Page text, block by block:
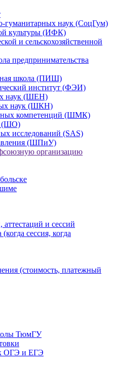
гуманитарных наук (СоцГум)
культуры (ИФК)
и сельскохозяйственной
предпринимательства
школа (ПИШ)
институт (ФЭИ)
наук (ШЕН)
наук (ШКН)
компетенций (ШМК)
(ШО)
исследований (SAS)
(ШПиУ)
организацию
аттестаций и сессий
сессия, когда
(стоимость, платежный
ТюмГУ
ОГЭ и ЕГЭ